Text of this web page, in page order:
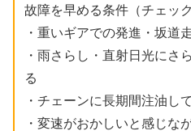
故障を早める条件（チェック
・重いギアでの発進・坂道
・雨さらし・直射日光にさ
る
・チェーンに長期間注油し
・変速がおかしいと感じな